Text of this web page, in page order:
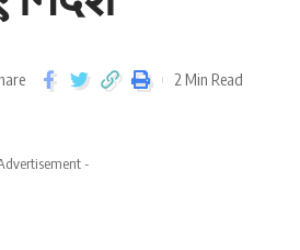
2 Min Read
-